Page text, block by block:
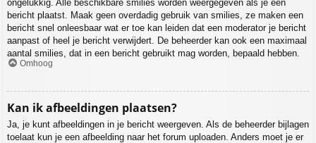
ongelukkig. Alle beschikbare smilies worden weergegeven als je een
bericht plaatst. Maak geen overdadig gebruik van smilies, ze maken een
bericht snel onleesbaar wat er toe kan leiden dat een moderator je bericht
aanpast of heel je bericht verwijdert. De beheerder kan ook een maximaal
aantal smilies, dat in een bericht gebruikt mag worden, bepaald hebben.
Omhoog
Kan ik afbeeldingen plaatsen?
Ja, je kunt afbeeldingen in je bericht weergeven. Als de beheerder bijlagen
toelaat kun je een afbeelding naar het forum uploaden. Anders moet je er